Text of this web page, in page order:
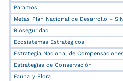
Páramos
Metas Plan Nacional de Desarrollo –
Bioseguridad
Ecosistemas Estratégicos
Estrategia Nacional de
Estrategias de Conservación
Fauna y Flora